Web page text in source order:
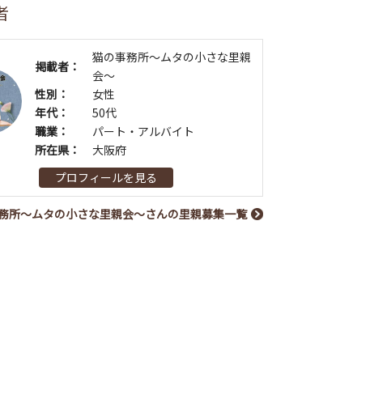
掲載者：
猫の事務所～ムタの小さな里親
会～
性別：
女性
年代：
50代
職業：
パート・アルバイト
所在県：
大阪府
プロフィールを見る
所～ムタの小さな里親会～さんの里親募集一覧